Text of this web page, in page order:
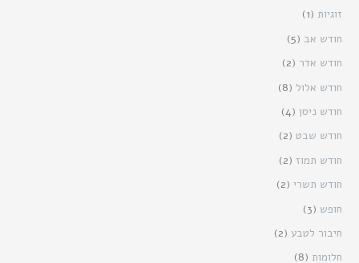
זוגיות (1)
חודש אב (5)
חודש אדר (2)
חודש אלול (8)
חודש ניסן (4)
חודש שבט (2)
חודש תמוז (2)
חודש תשרי (2)
חופש (3)
חיבור לטבע (2)
חלומות (8)